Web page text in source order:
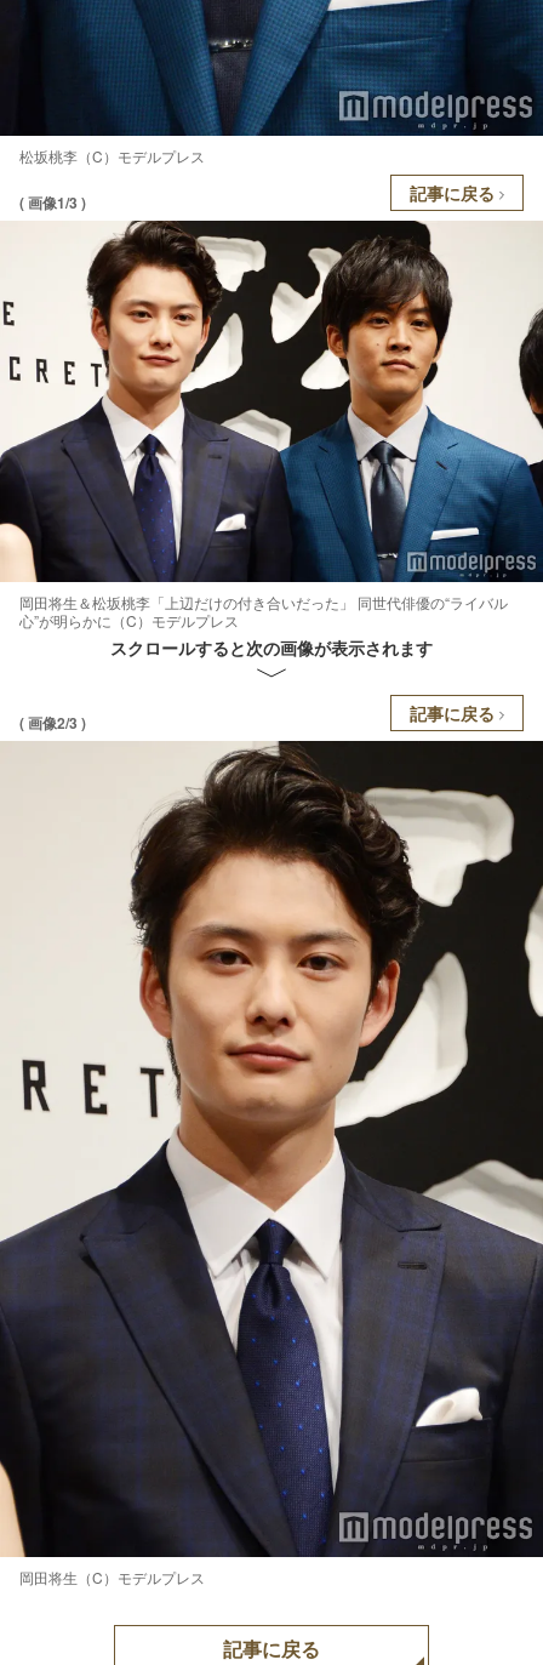
松坂桃李（C）モデルプレス
( 画像1/3 ) 記事に戻る
岡田将生＆松坂桃李「上辺だけの付き合いだった」 同世代俳優の“ライバル
心”が明らかに（C）モデルプレス
スクロールすると次の画像が表示されます
( 画像2/3 ) 記事に戻る
岡田将生（C）モデルプレス
記事に戻る